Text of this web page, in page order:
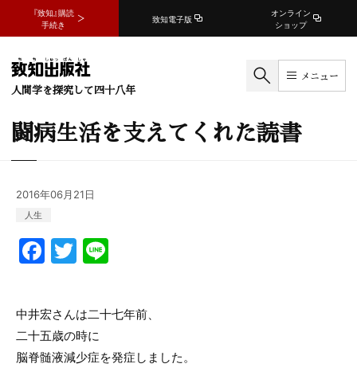
『致知』購読
手続き
致知電子版
オンライン
ショップ
人間学を探究して四十八年
メニュー
闘病生活を支えてくれた読書
2016年06月21日
人生
F
a
c
e
b
T
w
itt
er
e
中井宏さんは二十七年前、
二十五歳の時に
脳脊髄液減少症を発症しました。